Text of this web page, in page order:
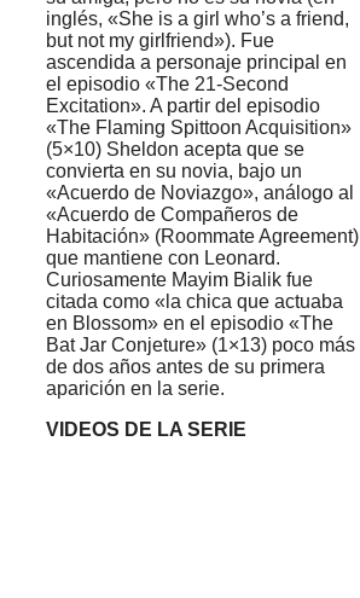
inglés, «She is a girl who’s a friend,
but not my girlfriend»). Fue
ascendida a personaje principal en
el episodio «The 21-Second
Excitation». A partir del episodio
«The Flaming Spittoon Acquisition»
(5×10) Sheldon acepta que se
convierta en su novia, bajo un
«Acuerdo de Noviazgo», análogo al
«Acuerdo de Compañeros de
Habitación» (Roommate Agreement)
que mantiene con Leonard.
Curiosamente Mayim Bialik fue
citada como «la chica que actuaba
en Blossom» en el episodio «The
Bat Jar Conjeture» (1×13) poco más
de dos años antes de su primera
aparición en la serie.
VIDEOS DE LA SERIE